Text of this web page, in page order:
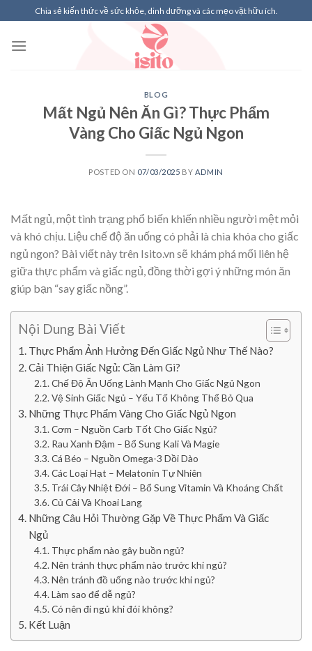
to
content
Chia sẻ kiến thức về sức khỏe, dinh dưỡng và các mẹo vặt hữu ích.
BLOG
Mất Ngủ Nên Ăn Gì? Thực Phẩm
Vàng Cho Giấc Ngủ Ngon
POSTED ON 07/03/2025 BY ADMIN
Mất ngủ, một tình trạng phổ biến khiến nhiều người mệt mỏi
và khó chịu. Liệu chế độ ăn uống có phải là chìa khóa cho giấc
ngủ ngon? Bài viết này trên Isito.vn sẽ khám phá mối liên hệ
giữa thực phẩm và giấc ngủ, đồng thời gợi ý những món ăn
giúp bạn “say giấc nồng”.
Nội Dung Bài Viết
Thực Phẩm Ảnh Hưởng Đến Giấc Ngủ Như Thế Nào?
Cải Thiện Giấc Ngủ: Cần Làm Gì?
Chế Độ Ăn Uống Lành Mạnh Cho Giấc Ngủ Ngon
Vệ Sinh Giấc Ngủ – Yếu Tố Không Thể Bỏ Qua
Những Thực Phẩm Vàng Cho Giấc Ngủ Ngon
Cơm – Nguồn Carb Tốt Cho Giấc Ngủ?
Rau Xanh Đậm – Bổ Sung Kali Và Magie
Cá Béo – Nguồn Omega-3 Dồi Dào
Các Loại Hạt – Melatonin Tự Nhiên
Trái Cây Nhiệt Đới – Bổ Sung Vitamin Và Khoáng Chất
Củ Cải Và Khoai Lang
Những Câu Hỏi Thường Gặp Về Thực Phẩm Và Giấc
Ngủ
Thực phẩm nào gây buồn ngủ?
Nên tránh thực phẩm nào trước khi ngủ?
Nên tránh đồ uống nào trước khi ngủ?
Làm sao để dễ ngủ?
Có nên đi ngủ khi đói không?
Kết Luận